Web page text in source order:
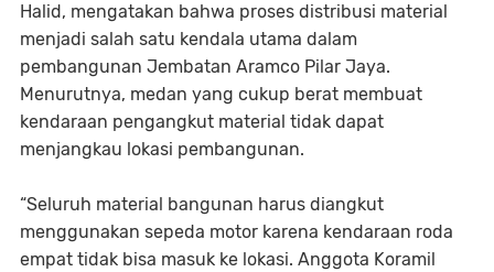
Halid, mengatakan bahwa proses distribusi material
menjadi salah satu kendala utama dalam
pembangunan Jembatan Aramco Pilar Jaya.
Menurutnya, medan yang cukup berat membuat
kendaraan pengangkut material tidak dapat
menjangkau lokasi pembangunan.
“Seluruh material bangunan harus diangkut
menggunakan sepeda motor karena kendaraan roda
empat tidak bisa masuk ke lokasi. Anggota Koramil